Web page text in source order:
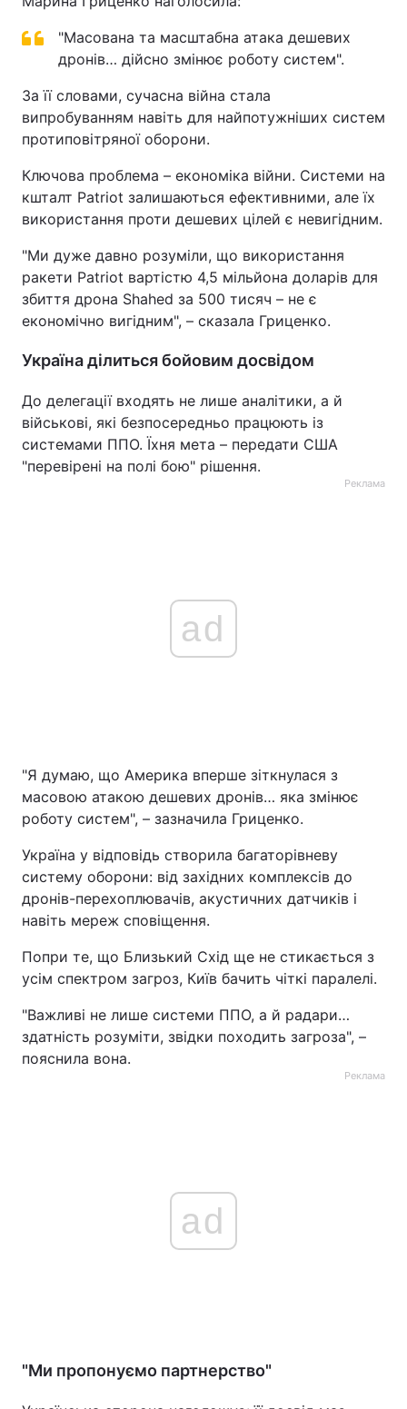
"Масована та масштабна атака дешевих
дронів… дійсно змінює роботу систем".
За її словами, сучасна війна стала
випробуванням навіть для найпотужніших систем
протиповітряної оборони.
Ключова проблема – економіка війни. Системи на
кшталт Patriot залишаються ефективними, але їх
використання проти дешевих цілей є невигідним.
"Ми дуже давно розуміли, що використання
ракети Patriot вартістю 4,5 мільйона доларів для
збиття дрона Shahed за 500 тисяч – не є
економічно вигідним", – сказала Гриценко.
Україна ділиться бойовим досвідом
До делегації входять не лише аналітики, а й
військові, які безпосередньо працюють із
системами ППО. Їхня мета – передати США
"перевірені на полі бою" рішення.
Реклама
ad
"Я думаю, що Америка вперше зіткнулася з
масовою атакою дешевих дронів… яка змінює
роботу систем", – зазначила Гриценко.
Україна у відповідь створила багаторівневу
систему оборони: від західних комплексів до
дронів-перехоплювачів, акустичних датчиків і
навіть мереж сповіщення.
Попри те, що Близький Схід ще не стикається з
усім спектром загроз, Київ бачить чіткі паралелі.
"Важливі не лише системи ППО, а й радари…
здатність розуміти, звідки походить загроза", –
пояснила вона.
Реклама
ad
"Ми пропонуємо партнерство"